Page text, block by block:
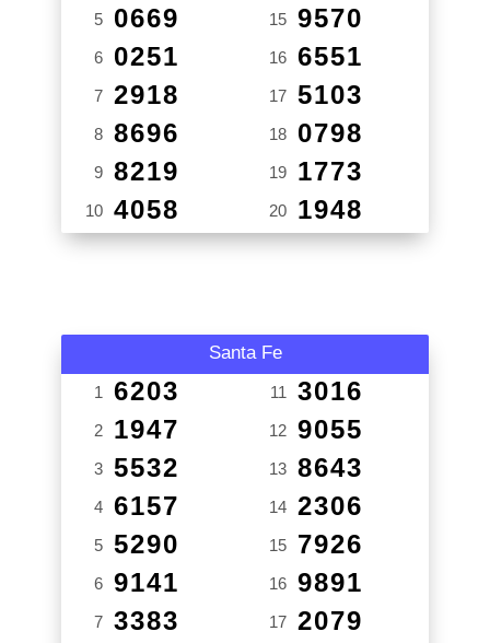
5 0669
6 0251
7 2918
8 8696
9 8219
10 4058
15 9570
16 6551
17 5103
18 0798
19 1773
20 1948
Santa Fe
1 6203
2 1947
3 5532
4 6157
5 5290
6 9141
7 3383
11 3016
12 9055
13 8643
14 2306
15 7926
16 9891
17 2079